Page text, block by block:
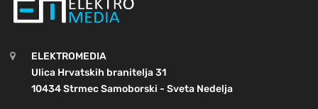
ELEKTROMEDIA
Ulica Hrvatskih branitelja 31
10434 Strmec Samoborski - Sveta Nedelja